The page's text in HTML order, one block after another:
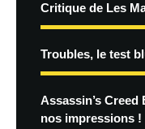
Critique de Les
Troubles, le test
Assassin’s Creed
nos impressions !